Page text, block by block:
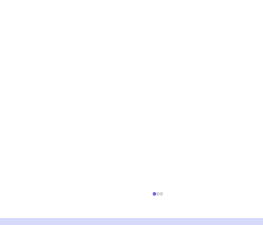
flwyddyn a ddaeth i ben 31 Mawrth